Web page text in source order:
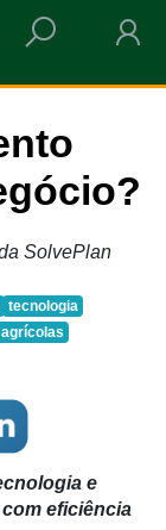
SolvePlan
tecnologia
e
eficiência